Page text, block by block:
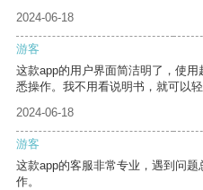
2024-06-18
游客
这款app的用户界面简洁明了，使
悉操作。我不用看说明书，就可以轻
2024-06-18
游客
这款app的客服非常专业，遇到问
作。